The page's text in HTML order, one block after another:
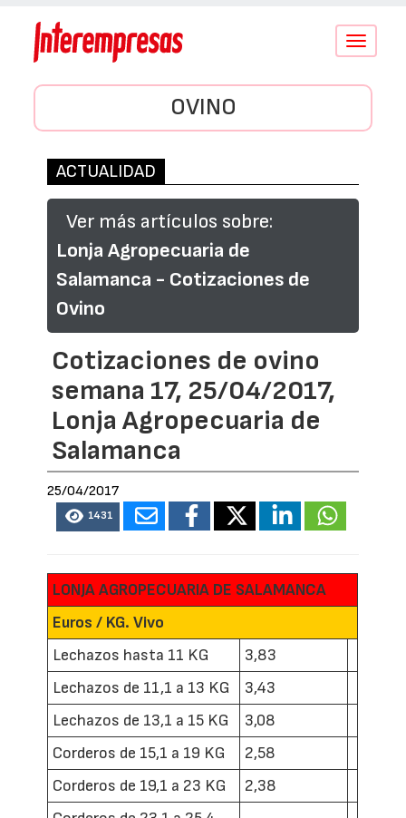
Conmutar
OVINO
ACTUALIDAD
Ver más artículos sobre:
Lonja Agropecuaria de
Salamanca - Cotizaciones de
Ovino
Cotizaciones de ovino
semana 17, 25/04/2017,
Lonja Agropecuaria de
Salamanca
25/04/2017
1431
LONJA AGROPECUARIA DE SALAMANCA
Euros / KG. Vivo
Lechazos hasta 11 KG
3,83
Lechazos de 11,1 a 13 KG
3,43
Lechazos de 13,1 a 15 KG
3,08
Corderos de 15,1 a 19 KG
2,58
Corderos de 19,1 a 23 KG
2,38